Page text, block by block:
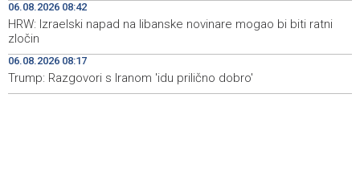
08:58
POLITICO: Zašto ljudi žele posao u Evropskoj komisiji — i
zašto toliko mnogo njih završi nesretno?
08:55
Zenica miners spend second night underground in
protest over unpaid wages
06.08.2026 08:42
HRW: Izraelski napad na libanske novinare mogao bi biti ratni
zločin
06.08.2026 08:17
Trump: Razgovori s Iranom 'idu prilično dobro'